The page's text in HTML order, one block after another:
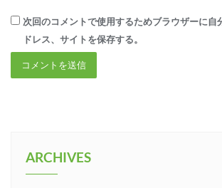
次回のコメントで使用するためブラウザーに自
ドレス、サイトを保存する。
ARCHIVES